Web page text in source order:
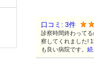
口コミ: 3件
診察時間終わって
察してくれました!
も良い病院です。